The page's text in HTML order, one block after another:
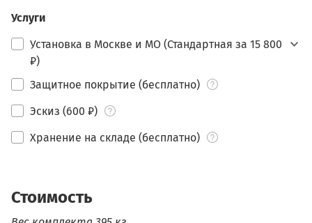
Услуги
Установка в Москве и МО (Стандартная за 15 800
₽)
Защитное покрытие (бесплатно)
Эскиз (600 ₽)
Хранение на складе (бесплатно)
Стоимость